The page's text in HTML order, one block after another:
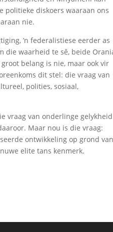
politieke diskoers waaraan ons
nie.
’n federalistiese eerder as
die waarheid te sê, beide
belang is nie, maar ook vir
dit stel: die vraag van
polities, sosiaal,
vraag van onderlinge gelykheid
Maar nou is die vraag:
ontwikkeling op grond van
elite tans kenmerk.